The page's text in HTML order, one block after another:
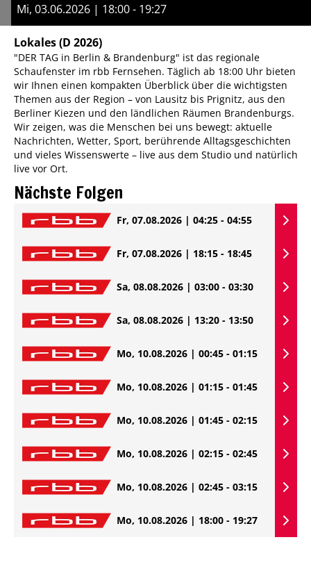
Mi, 03.06.2026 | 18:00 - 19:27
Lokales(D 2026)
"DER TAG in Berlin & Brandenburg" ist das regionale
Schaufenster im rbb Fernsehen. Täglich ab 18:00 Uhr bieten
wir Ihnen einen kompakten Überblick über die wichtigsten
Themen aus der Region – von Lausitz bis Prignitz, aus den
Berliner Kiezen und den ländlichen Räumen Brandenburgs.
Wir zeigen, was die Menschen bei uns bewegt: aktuelle
Nachrichten, Wetter, Sport, berührende Alltagsgeschichten
und vieles Wissenswerte – live aus dem Studio und natürlich
live vor Ort.
Nächste Folgen
Fr, 07.08.2026 | 04:25 - 04:55
Fr, 07.08.2026 | 18:15 - 18:45
Sa, 08.08.2026 | 03:00 - 03:30
Sa, 08.08.2026 | 13:20 - 13:50
Mo, 10.08.2026 | 00:45 - 01:15
Mo, 10.08.2026 | 01:15 - 01:45
Mo, 10.08.2026 | 01:45 - 02:15
Mo, 10.08.2026 | 02:15 - 02:45
Mo, 10.08.2026 | 02:45 - 03:15
Mo, 10.08.2026 | 18:00 - 19:27